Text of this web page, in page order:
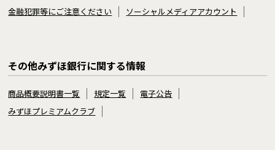
金融犯罪等にご注意ください
ソーシャルメディアアカウント
その他みずほ銀行に関する情報
商品概要説明書一覧 規定一覧
電子公告
みずほプレミアムクラブ